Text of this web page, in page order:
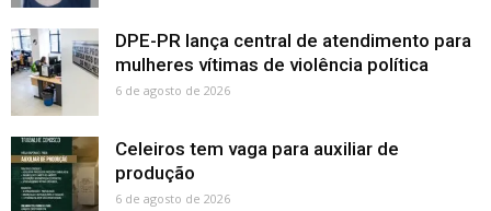
DPE-PR lança central de atendimento para
mulheres vítimas de violência política
6 de agosto de 2026
Celeiros tem vaga para auxiliar de
produção
6 de agosto de 2026